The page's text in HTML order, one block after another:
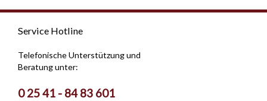
Service Hotline
Telefonische Unterstützung und
Beratung unter:
0 25 41 - 84 83 601